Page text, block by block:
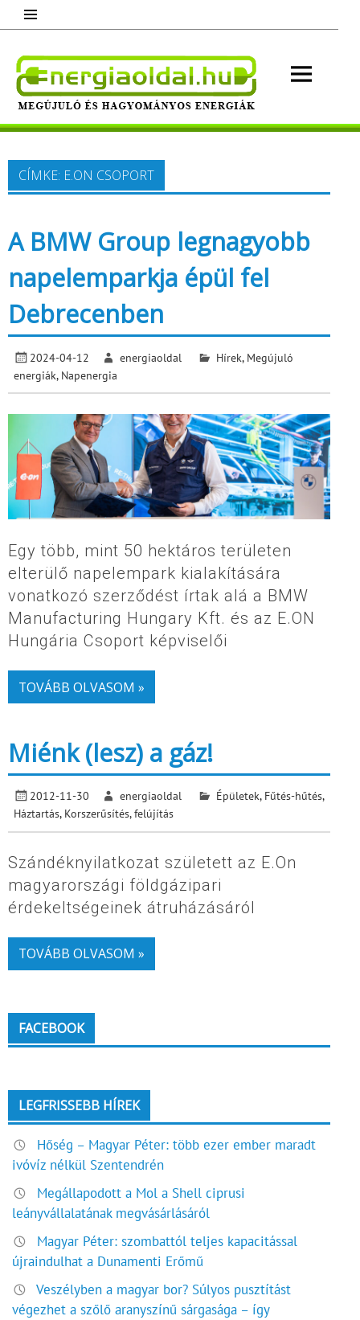
content
Megújuló és hagyományos energiák.
Minden, ami energia!
CÍMKE: E.ON CSOPORT
A BMW Group legnagyobb
napelemparkja épül fel
Debrecenben
2024-04-12 energiaoldal Hírek, Megújuló
energiák, Napenergia
Egy több, mint 50 hektáros területen
elterülő napelempark kialakítására
vonatkozó szerződést írtak alá a BMW
Manufacturing Hungary Kft. és az E.ON
Hungária Csoport képviselői
TOVÁBB OLVASOM »
Miénk (lesz) a gáz!
2012-11-30 energiaoldal Épületek, Fűtés-hűtés,
Háztartás, Korszerűsítés, felújítás
Szándéknyilatkozat született az E.On
magyarországi földgázipari
érdekeltségeinek átruházásáról
TOVÁBB OLVASOM »
FACEBOOK
LEGFRISSEBB HÍREK
Hőség – Magyar Péter: több ezer ember maradt
ivóvíz nélkül Szentendrén
Megállapodott a Mol a Shell ciprusi
leányvállalatának megvásárlásáról
Magyar Péter: szombattól teljes kapacitással
újraindulhat a Dunamenti Erőmű
Veszélyben a magyar bor? Súlyos pusztítást
végezhet a szőlő aranyszínű sárgasága – így